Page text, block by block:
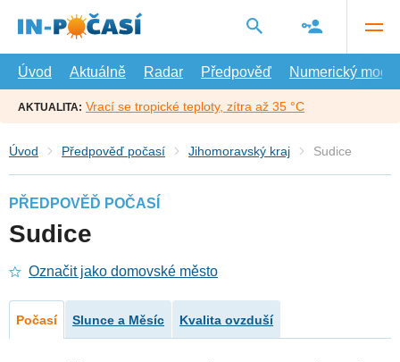
hlavní
Úvod
Aktuálně Radar Předpověď Numerický model
AKTUALITA: Vrací se tropické teploty, zítra až 35 °C
Úvod Předpověď počasí Jihomoravský kraj Sudice
PŘEDPOVĚĎ POČASÍ
Sudice
Označit jako domovské město
Počasí Slunce a Měsíc Kvalita ovzduší